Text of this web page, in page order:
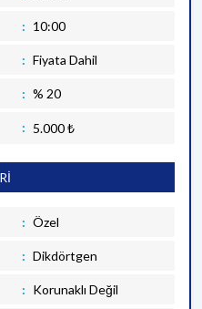
10:00
Fiyata Dahil
% 20
5.000 ₺
Özel
Dikdörtgen
Korunaklı Değil